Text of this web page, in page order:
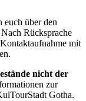
euch über den
Rücksprache
mit
nicht der
zur
Gotha.